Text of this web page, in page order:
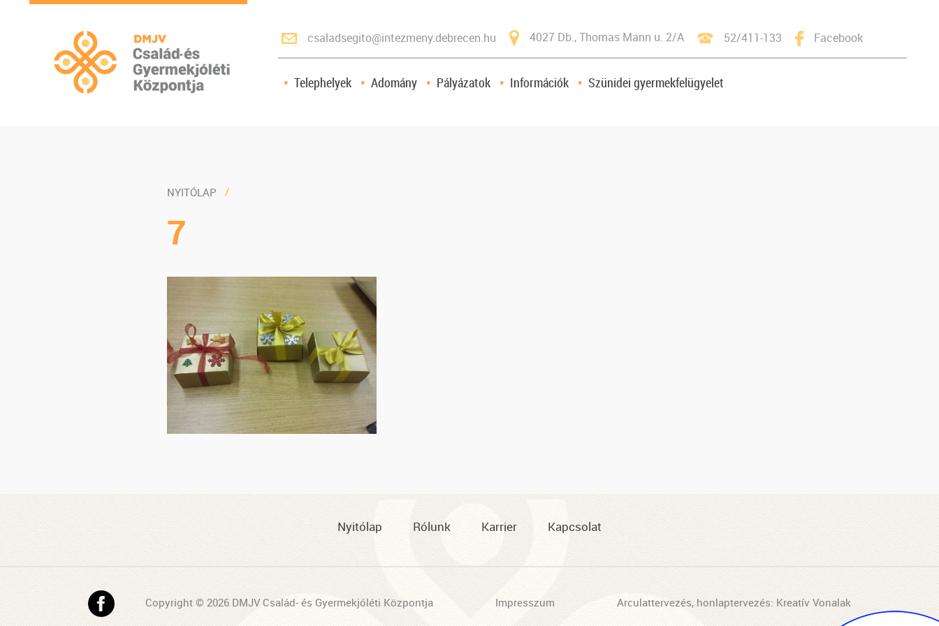
csaladsegito@intezmeny.debrecen.hu 4027 Db., Thomas Mann u. 2/A 52/411-133 Facebook
Telephelyek Adomány Pályázatok Információk Szünidei gyermekfelügyelet
NYITÓLAP
7
Nyitólap Rólunk Karrier Kapcsolat
Copyright © 2026 DMJV Család- és Gyermekjóléti Központja Impresszum Arculattervezés, honlaptervezés: Kreatív Vonalak